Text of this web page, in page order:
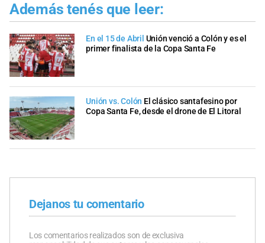
Además tenés que leer:
En el 15 de Abril Unión venció a Colón y es el
primer finalista de la Copa Santa Fe
Unión vs. Colón El clásico santafesino por
Copa Santa Fe, desde el drone de El Litoral
Dejanos tu comentario
Los comentarios realizados son de exclusiva